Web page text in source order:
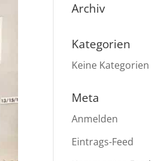
Archiv
Kategorien
Keine Kategorien
Meta
Anmelden
Eintrags-Feed